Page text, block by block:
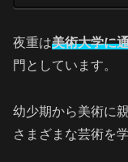
夜重は美術大学に
門としています。
幼少期から美術に
さまざまな芸術を